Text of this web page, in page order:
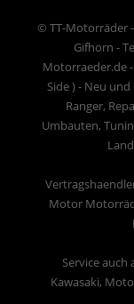
© TT-Motorräder
Gifhorn -
Motorraeder.de
Side ) - Neu
Ranger,
Umbauten,
Motor
Service auch
Kawasaki,